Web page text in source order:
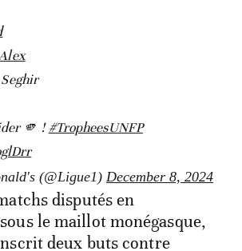
🫵 !#TropheesUNFP
(@Ligue1) December 8, 2024
disputés en
le maillot monégasque,
deux buts contre